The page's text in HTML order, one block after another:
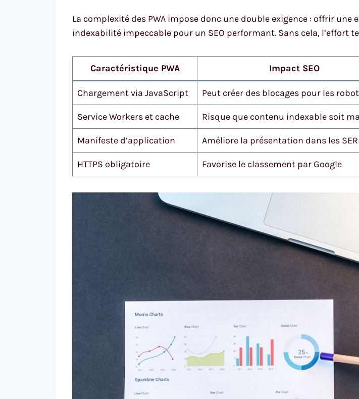
La complexité des PWA impose donc une double exigence : offrir
indexabilité impeccable pour un SEO performant. Sans cela, l’effort
Caractéristique PWA Impact SEO
Chargement via JavaScript Peut créer des blocages pour les
Service Workers et cache Risque que contenu indexable soit
Manifeste d’application Améliore la présentation dans les
HTTPS obligatoire Favorise le classement par Google